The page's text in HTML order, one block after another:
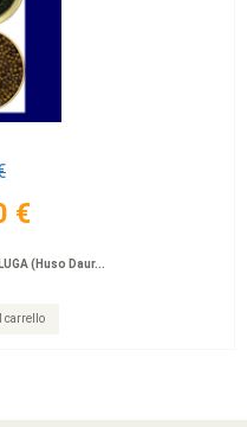
€
(Huso Daur...
carrello